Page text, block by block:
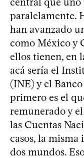
paralelamente.
han avanzado
como México y
ellos tienen, en
acá sería el
(INE) y el
primero es el
remunerado y
las Cuentas
casos, la
dos mundos.